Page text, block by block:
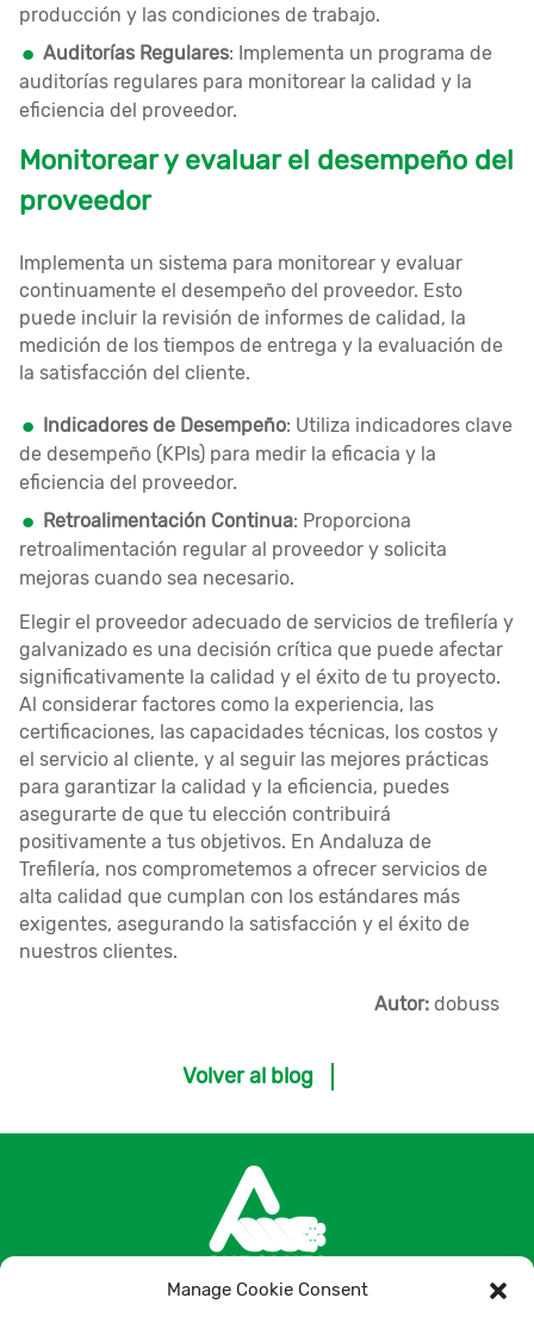
Manage Cookie Consent
producción y las condiciones de trabajo.
Auditorías Regulares: Implementa un programa de
auditorías regulares para monitorear la calidad y la
eficiencia del proveedor.
Monitorear y evaluar el desempeño del
proveedor
Implementa un sistema para monitorear y evaluar
continuamente el desempeño del proveedor. Esto
puede incluir la revisión de informes de calidad, la
medición de los tiempos de entrega y la evaluación de
la satisfacción del cliente.
Indicadores de Desempeño: Utiliza indicadores clave
de desempeño (KPIs) para medir la eficacia y la
eficiencia del proveedor.
Retroalimentación Continua: Proporciona
retroalimentación regular al proveedor y solicita
mejoras cuando sea necesario.
Elegir el proveedor adecuado de servicios de trefilería y
galvanizado es una decisión crítica que puede afectar
significativamente la calidad y el éxito de tu proyecto.
Al considerar factores como la experiencia, las
certificaciones, las capacidades técnicas, los costos y
el servicio al cliente, y al seguir las mejores prácticas
para garantizar la calidad y la eficiencia, puedes
asegurarte de que tu elección contribuirá
positivamente a tus objetivos. En Andaluza de
Trefilería, nos comprometemos a ofrecer servicios de
alta calidad que cumplan con los estándares más
exigentes, asegurando la satisfacción y el éxito de
nuestros clientes.
Autor: dobuss
Volver al blog